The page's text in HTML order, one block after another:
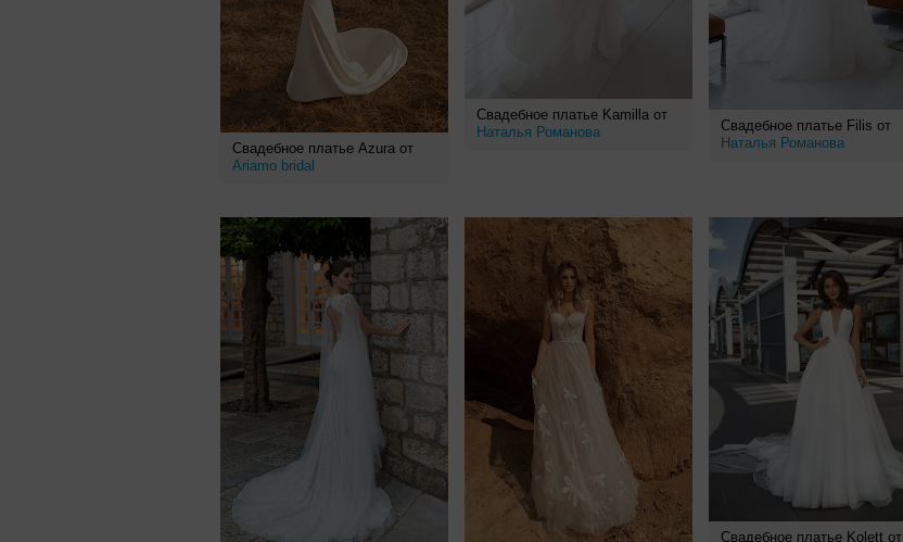
Свадебное платье Azura от
Ariamo bridal
Свадебное платье Kamilla от
Наталья Романова
Свадебное платье Filis от
Наталья Романова
Свадебное платье Kolett от